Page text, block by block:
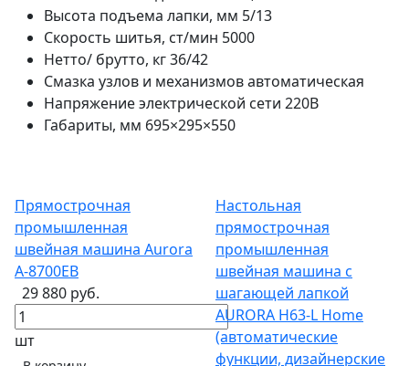
Высота подъема лапки, мм 5/13
Скорость шитья, ст/мин 5000
Нетто/ брутто, кг36/42
Смазка узлов и механизмовавтоматическая
Напряжение электрической сети 220В
Габариты, мм 695×295×550
Прямострочная
промышленная
швейная машина Aurora
A-8700EB
29 880 руб.
шт
Настольная
прямострочная
промышленная
швейная машина с
шагающей лапкой
AURORA H63-L Home
(автоматические
функции, дизайнерские